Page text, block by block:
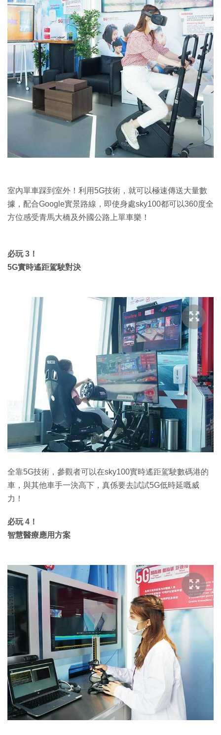
室內單車踩到室外！利用5G技術，就可以極速傳送大量數
據，配合Google實景路線，即使身處sky100都可以360度全
方位感受青馬大橋及外國公路上單車樂！
必玩 3！
5G實時遙距駕駛對決
全靠5G技術，參觀者可以在sky100實時遙距駕駛數碼港的
車，與其他車手一決高下，真係要去試試5G低時延嘅威
力！
必玩 4！
智慧醫療應用方案